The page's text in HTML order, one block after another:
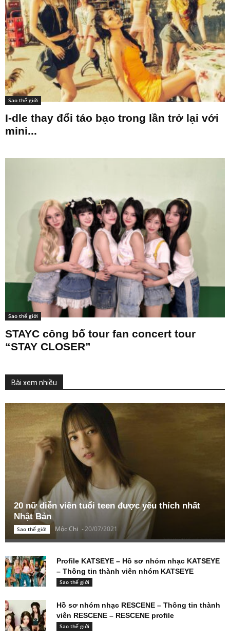
Sao thế giới
I-dle thay đổi táo bạo trong lần trở lại với
mini...
Sao thế giới
STAYC công bố tour fan concert tour
“STAY CLOSER”
Bài xem nhiều
20 nữ diễn viên tuổi teen được yêu thích nhất
Nhật Bản
Sao thế giới Mộc Chi -20/07/2021
Profile KATSEYE – Hồ sơ nhóm nhạc KATSEYE
– Thông tin thành viên nhóm KATSEYE
Sao thế giới
Hồ sơ nhóm nhạc RESCENE – Thông tin thành
viên RESCENE – RESCENE profile
Sao thế giới